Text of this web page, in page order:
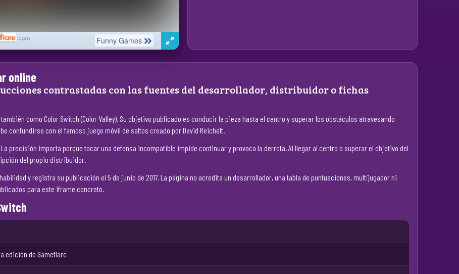
online
contrastadas con las fuentes del desarrollador, distribuidor o fichas
como Color Switch (Color Valley). Su objetivo publicado es conducir la pieza hasta el centro y superar los obstáculos atravesando
confundirse con el famoso juego móvil de saltos creado por David Reichelt.
precisión importa porque tocar una defensa incompatible impide continuar y provoca la derrota. Al llegar al centro o superar el objetivo del
del propio distribuidor.
y registra su publicación el 5 de junio de 2017. La página no acredita un desarrollador, una tabla de puntuaciones, multijugador ni
para este iframe concreto.
edición de Gameflare